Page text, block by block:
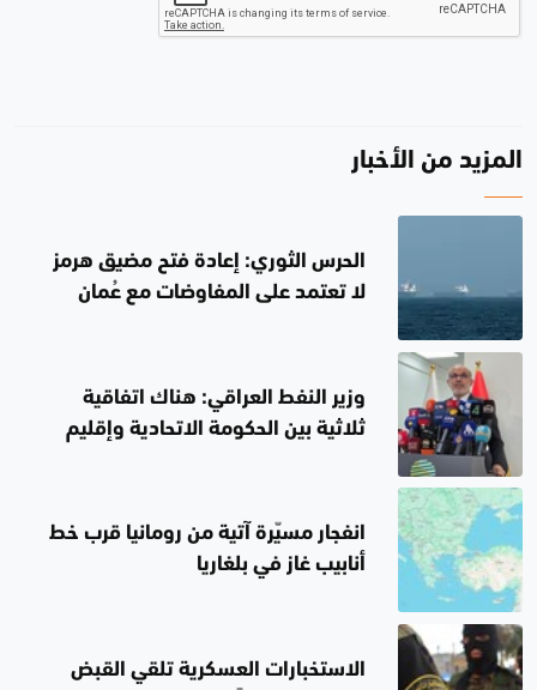
المزيد من الأخبار
الحرس الثوري: إعادة فتح مضيق هرمز
لا تعتمد على المفاوضات مع عُمان
وزير النفط العراقي: هناك اتفاقية
ثلاثية بين الحكومة الاتحادية وإقليم
انفجار مسيّرة آتية من رومانيا قرب خط
أنابيب غاز في بلغاريا
الاستخبارات العسكرية تلقي القبض